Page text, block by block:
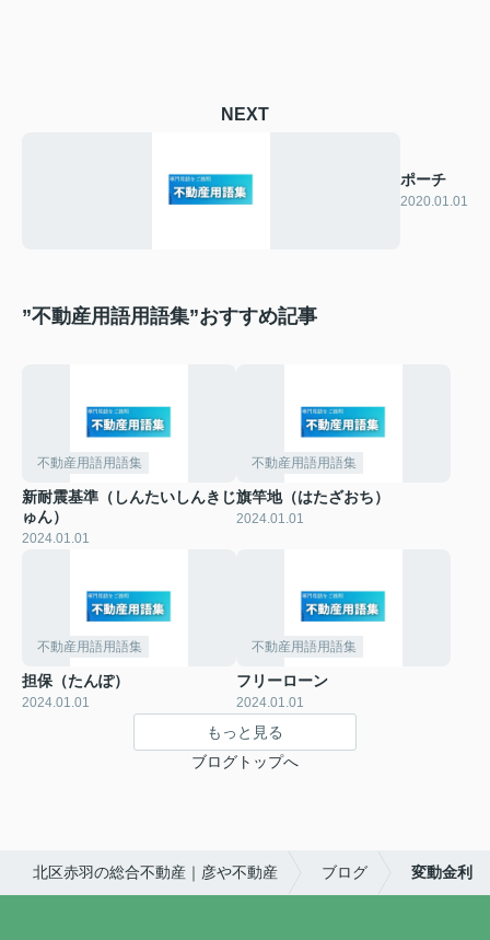
NEXT
ポーチ
2020.01.01
”不動産用語用語集”おすすめ記事
不動産用語用語集
新耐震基準（しんたいしんきじ
ゅん）
2024.01.01
不動産用語用語集
旗竿地（はたざおち）
2024.01.01
不動産用語用語集
担保（たんぽ）
2024.01.01
不動産用語用語集
フリーローン
2024.01.01
もっと見る
ブログトップへ
北区赤羽の総合不動産｜彦や不動産 ブログ 変動金利